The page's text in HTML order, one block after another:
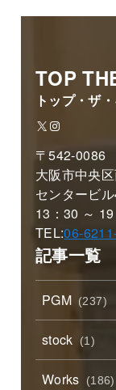
TOP
トップ・ザ
X Instagram
〒542-0086
大阪市中央
センタービ
13：30 ～
TEL:06-
記事一覧
PGM (237)
stock (1)
Works (186)